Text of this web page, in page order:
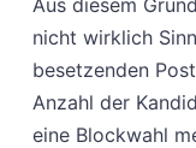
nicht wirklich
besetzenden
Anzahl der
eine Blockwahl